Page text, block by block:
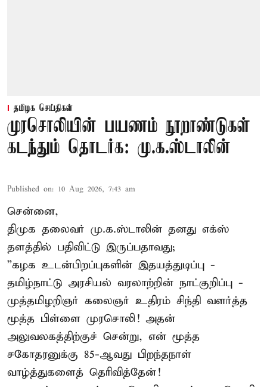
தமிழக செய்திகள்
முரசொலியின் பயணம் நூறாண்டுகள்
கடந்தும் தொடர்க: மு.க.ஸ்டாலின்
Published on: 10 Aug 2026, 7:43 am
சென்னை,
திமுக தலைவர் மு.க.ஸ்டாலின் தனது எக்ஸ்
தளத்தில் பதிவிட்டு இருப்பதாவது;
”கழக உடன்பிறப்புகளின் இதயத்துடிப்பு -
தமிழ்நாட்டு அரசியல் வரலாற்றின் நாட்குறிப்பு -
முத்தமிழறிஞர் கலைஞர் உதிரம் சிந்தி வளர்த்த
மூத்த பிள்ளை முரசொலி! அதன்
அலுவலகத்திற்குச் சென்று, என் மூத்த
சகோதரனுக்கு 85-ஆவது பிறந்தநாள்
வாழ்த்துகளைத் தெரிவித்தேன்!